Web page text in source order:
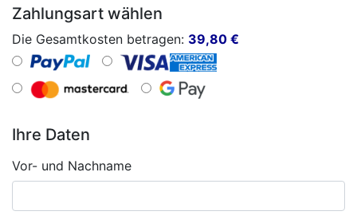
Zahlungsart wählen
Die Gesamtkosten betragen: 39,80 €
Ihre Daten
Vor- und Nachname